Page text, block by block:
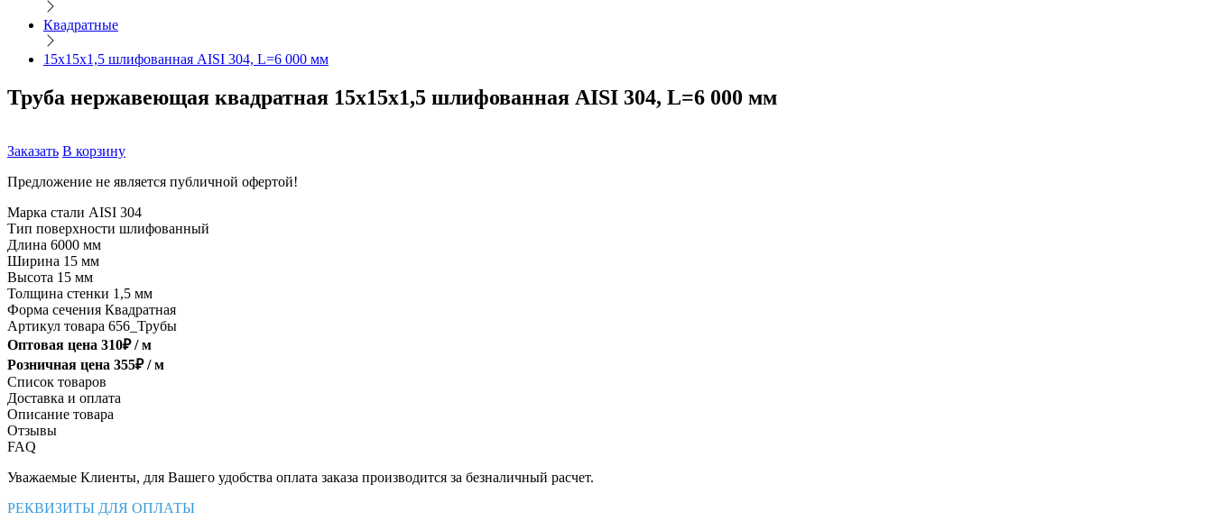
Квадратные
15х15х1,5 шлифованная AISI 304, L=6 000 мм
Труба нержавеющая квадратная 15х15х1,5 шлифованная AISI 304, L=6 000 мм
Заказать В корзину
Предложение не является публичной офертой!
Марка стали AISI 304
Тип поверхности шлифованный
Длина 6000 мм
Ширина 15 мм
Высота 15 мм
Толщина стенки 1,5 мм
Форма сечения Квадратная
Артикул товара 656_Трубы
Оптовая цена 310₽ /м
Розничная цена 355₽ /м
Список товаров
Доставка и оплата
Описание товара
Отзывы
FAQ
Уважаемые Клиенты, для Вашего удобства оплата заказа производится за безналичный расчет.
РЕКВИЗИТЫ ДЛЯ ОПЛАТЫ